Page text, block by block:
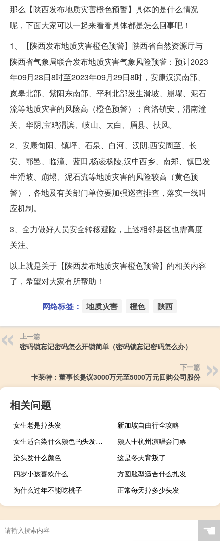
那么【陕西发布地质灾害橙色预警】具体的是什么情况
呢，下面大家可以一起来看看具体都是怎么回事吧！
1、【陕西发布地质灾害橙色预警】陕西省自然资源厅与
陕西省气象局联合发布地质灾害气象风险预警：预计2023
年09月28日8时至2023年09月29日8时，安康汉滨南部、
岚皋北部、紫阳东南部、平利北部发生滑坡、崩塌、泥石
流等地质灾害的风险高（橙色预警）；商洛镇安，渭南潼
关、华阴,宝鸡渭滨、岐山、太白、眉县、扶风。
2、安康旬阳、镇坪、石泉、白河、汉阴,西安周至、长
安、鄠邑、临潼、蓝田,杨凌杨陵,汉中西乡、南郑、镇巴发
生滑坡、崩塌、泥石流等地质灾害的风险较高（黄色预
警），各地及有关部门单位要加强巡查排查，落实一线叫
应机制。
3、全力做好人员安全转移避险，上述相邻县区也需高度
关注。
以上就是关于【陕西发布地质灾害橙色预警】的相关内容
了，希望对大家有所帮助！
网络标签： 地质灾害 橙色 陕西
上一篇
密码锁忘记密码怎么开锁简单（密码锁忘记密码怎么办）
下一篇
卡莱特：董事长提议3000万元至5000万元回购公司股份
相关问题
女生老是掉头发
新加坡自由行全攻略
女生适合染什么颜色的头发好看
颜人中杭州演唱会门票
染头发什么颜色
这是冬天背叛了
四岁小孩喜欢什么
方圆脸型适合什么扎发
为什么过年不能吃桃子
正常每天掉多少头发
☚